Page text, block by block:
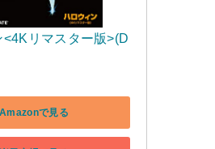
リマスター版>(D
Amazonで見る